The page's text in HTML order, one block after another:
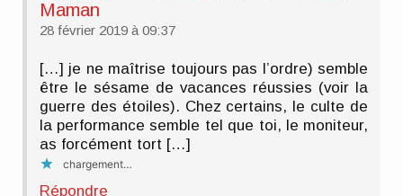
Maman
28 février 2019 à 09:37
[…] je ne maîtrise toujours pas l’ordre) semble
être le sésame de vacances réussies (voir la
guerre des étoiles). Chez certains, le culte de
la performance semble tel que toi, le moniteur,
as forcément tort […]
chargement…
Répondre